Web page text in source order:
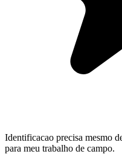
Identificacao precisa mesmo
para meu trabalho de campo.